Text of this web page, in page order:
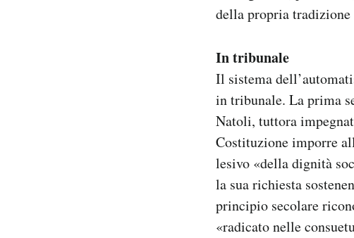
della propria
In tribunale
Il sistema
in tribunale. La prima
Natoli, tuttora
Costituzione imporre
lesivo «della dignità
la sua richiesta
principio secolare
«radicato nelle